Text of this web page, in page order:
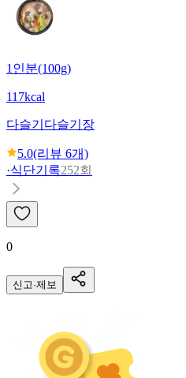
1인분(100g)
117kcal
다슬기 다슬기장
5.0(리뷰 6개)
·식단기록252회
0
신고·제보